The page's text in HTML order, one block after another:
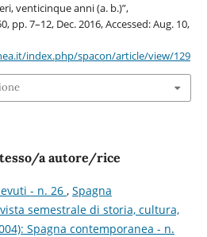
venticinque anni (a. b.)”,
pp. 7–12, Dec. 2016, Accessed: Aug. 10,
index.php/spacon/article/view/129
a autore/rice
- n. 26 , Spagna
semestrale di storia, cultura,
Spagna contemporanea - n.